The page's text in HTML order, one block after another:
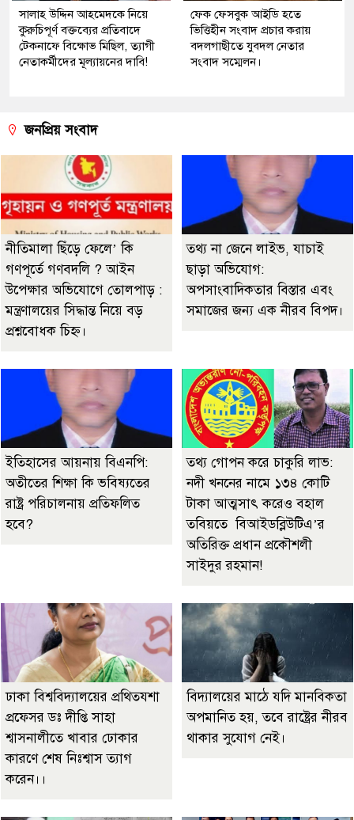
সালাহ উদ্দিন আহমেদকে নিয়ে
কুরুচিপূর্ণ বক্তব্যের প্রতিবাদে
টেকনাফে বিক্ষোভ মিছিল, ত্যাগী
নেতাকর্মীদের মূল্যায়নের দাবি!
ফেক ফেসবুক আইডি হতে
ভিত্তিহীন সংবাদ প্রচার করায়
বদলগাছীতে যুবদল নেতার
সংবাদ সম্মেলন।
জনপ্রিয় সংবাদ
নীতিমালা ছিঁড়ে ফেলে’ কি
গণপূর্তে গণবদলি ? আইন
উপেক্ষার অভিযোগে তোলপাড় :
মন্ত্রণালয়ের সিদ্ধান্ত নিয়ে বড়
প্রশ্নবোধক চিহ্ন।
তথ্য না জেনে লাইভ, যাচাই
ছাড়া অভিযোগ:
অপসাংবাদিকতার বিস্তার এবং
সমাজের জন্য এক নীরব বিপদ।
ইতিহাসের আয়নায় বিএনপি:
অতীতের শিক্ষা কি ভবিষ্যতের
রাষ্ট্র পরিচালনায় প্রতিফলিত
হবে?
তথ্য গোপন করে চাকুরি লাভ:
নদী খননের নামে ১৩৪ কোটি
টাকা আত্মসাৎ করেও বহাল
তবিয়তে বিআইডব্লিউটিএ’র
অতিরিক্ত প্রধান প্রকৌশলী
সাইদুর রহমান!
ঢাকা বিশ্ববিদ্যালয়ের প্রথিতযশা
প্রফেসর ডঃ দীপ্তি সাহা
শ্বাসনালীতে খাবার ঢোকার
কারণে শেষ নিঃশ্বাস ত্যাগ
করেন।।
বিদ্যালয়ের মাঠে যদি মানবিকতা
অপমানিত হয়, তবে রাষ্ট্রের নীরব
থাকার সুযোগ নেই।